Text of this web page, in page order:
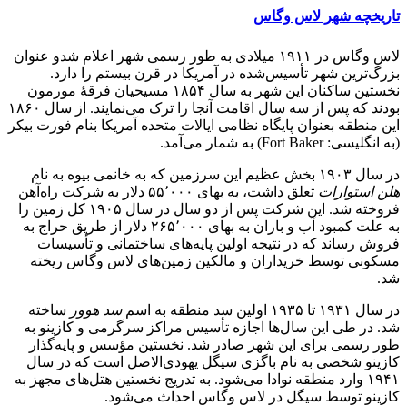
تاریخچه شهر لاس وگاس
لاس وگاس در ۱۹۱۱ میلادی به طور رسمی شهر اعلام شدو عنوان
بزرگ‌ترین شهر تأسیس‌شده در آمریکا در قرن بیستم را دارد.
نخستین ساکنان این شهر به سال ۱۸۵۴ مسیحیان فرقهٔ مورمون
بودند که پس از سه سال اقامت آنجا را ترک می‌نمایند. از سال ۱۸۶۰
این منطقه بعنوان پایگاه نظامی ایالات متحده آمریکا بنام فورت بیکر
(به انگلیسی:Fort Baker) به شمار می‌آمد.
در سال ۱۹۰۳ بخش عظیم این سرزمین که به خانمی بیوه به نام
هلن استوارات
تعلق داشت، به بهای ۵۵٬۰۰۰ دلار به شرکت راه‌آهن
فروخته شد. این شرکت پس از دو سال در سال ۱۹۰۵ کل زمین را
به علت کمبود آب و باران به بهای ۲۶۵٬۰۰۰ دلار از طریق حراج به
فروش رساند که در نتیجه اولین پایه‌های ساختمانی و تأسیسات
مسکونی توسط خریداران و مالکین زمین‌های لاس وگاس ریخته
شد.
در سال ۱۹۳۱ تا ۱۹۳۵ اولین سد منطقه به اسم سد هوور ساخته
شد. در طی این سال‌ها اجازه تأسیس مراکز سرگرمی و کازینو به
طور رسمی برای این شهر صادر شد. نخستین مؤسس و پایه‌گذار
کازینو شخصی به نام باگزی سیگل یهودی‌الاصل است که در سال
۱۹۴۱ وارد منطقه نوادا می‌شود. به تدریج نخستین هتل‌های مجهز به
کازینو توسط سیگل در لاس وگاس احداث می‌شود.